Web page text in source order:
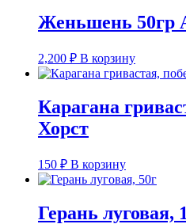
Женьшень 50гр
2,200 ₽ В корзину
Карагана
Хорст
150 ₽ В корзину
Герань луговая,